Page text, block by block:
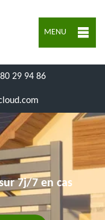
MENU
29 94 86
7j/7 en cas